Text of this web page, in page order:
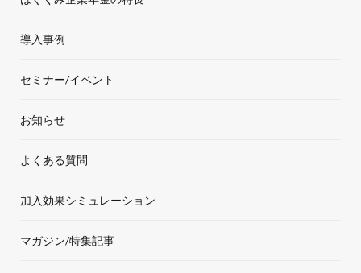
導入事例
セミナー/イベント
お知らせ
よくある質問
加入効果シミュレーション
マガジン/特集記事